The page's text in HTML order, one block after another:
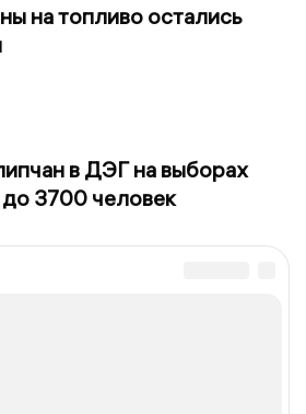
на топливо остались
в ДЭГ на выборах
3700 человек